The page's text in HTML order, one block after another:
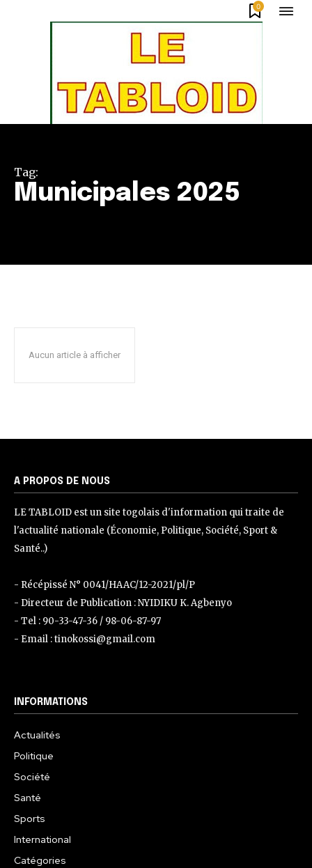
0
Tag:
Municipales 2025
Aucun article à afficher
A PROPOS DE NOUS
LE TABLOID est un site togolais d'information qui traite de
l'actualité nationale (Économie, Politique, Société, Sport &
Santé..)
- Récépissé N° 0041/HAAC/12-2021/pl/P
- Directeur de Publication : NYIDIKU K. Agbenyo
- Tel : 90-33-47-36 / 98-06-87-97
- Email : tinokossi@gmail.com
INFORMATIONS
Actualités
Politique
Société
Santé
Sports
International
Catégories